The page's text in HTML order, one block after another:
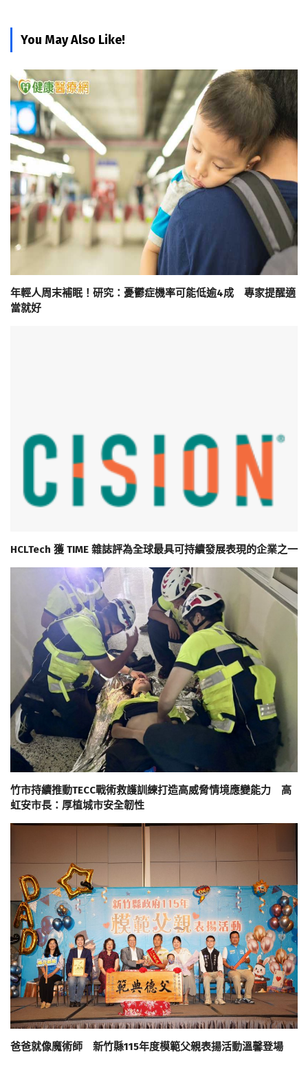
You May Also Like!
年輕人周末補眠！研究：憂鬱症機率可能低逾4成 專家提醒適
當就好
HCLTech 獲 TIME 雜誌評為全球最具可持續發展表現的企業之一
竹市持續推動TECC戰術救護訓練打造高威脅情境應變能力 高
虹安市長：厚植城市安全韌性
爸爸就像魔術師 新竹縣115年度模範父親表揚活動溫馨登場